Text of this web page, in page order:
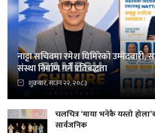
नाट्टा सचिवमा रमेश घिमिरेको उम्मेदवारी,
संस्था निर्माण गर्ने प्रतिबद्धता
शुक्रबार, साउन २२, २०८३
चलचित्र ‘माया भनेकै यस्तो
सार्वजनिक